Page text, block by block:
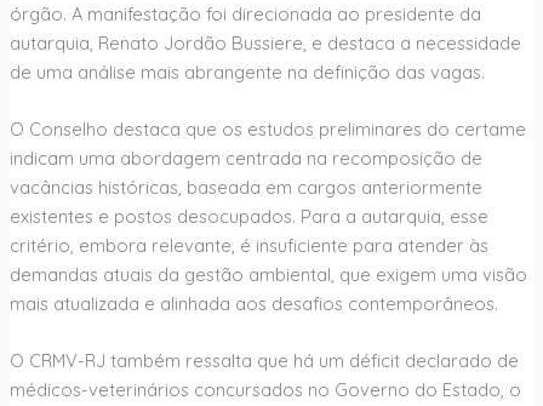
órgão. A manifestação foi direcionada ao presidente da
autarquia, Renato Jordão Bussiere, e destaca a necessidade
de uma análise mais abrangente na definição das vagas.
O Conselho destaca que os estudos preliminares do certame
indicam uma abordagem centrada na recomposição de
vacâncias históricas, baseada em cargos anteriormente
existentes e postos desocupados. Para a autarquia, esse
critério, embora relevante, é insuficiente para atender às
demandas atuais da gestão ambiental, que exigem uma visão
mais atualizada e alinhada aos desafios contemporâneos.
O CRMV-RJ também ressalta que há um déficit declarado de
médicos-veterinários concursados no Governo do Estado, o